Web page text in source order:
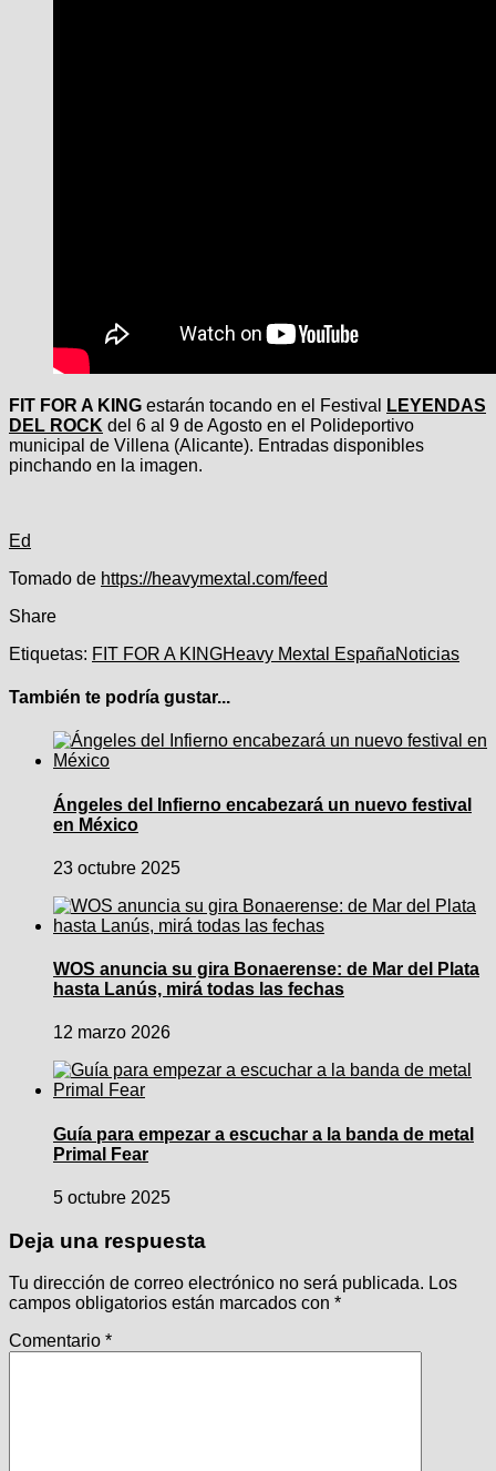
FIT FOR A KING estarán tocando en el Festival
LEYENDAS
DEL ROCK del 6 al 9 de Agosto en el Polideportivo
municipal de Villena (Alicante). Entradas disponibles
pinchando en la imagen.
Ed
Navegación
de
entradas
Tomado de https://heavymextal.com/feed
Share
Etiquetas: FIT FOR A KINGHeavy Mextal EspañaNoticias
También te podría gustar...
Ángeles del Infierno encabezará un nuevo festival
en México
23 octubre 2025
WOS anuncia su gira Bonaerense: de Mar del Plata
hasta Lanús, mirá todas las fechas
12 marzo 2026
Guía para empezar a escuchar a la banda de metal
Primal Fear
5 octubre 2025
Deja una respuesta
Tu dirección de correo electrónico no será publicada. Los
campos obligatorios están marcados con *
Comentario *